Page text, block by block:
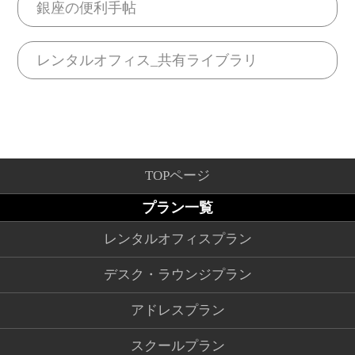
銀座の便利手帖
レンタルオフィス_共有ライブラリ
TOPページ
プラン一覧
レンタルオフィスプラン
デスク・ラウンジプラン
アドレスプラン
スクールプラン